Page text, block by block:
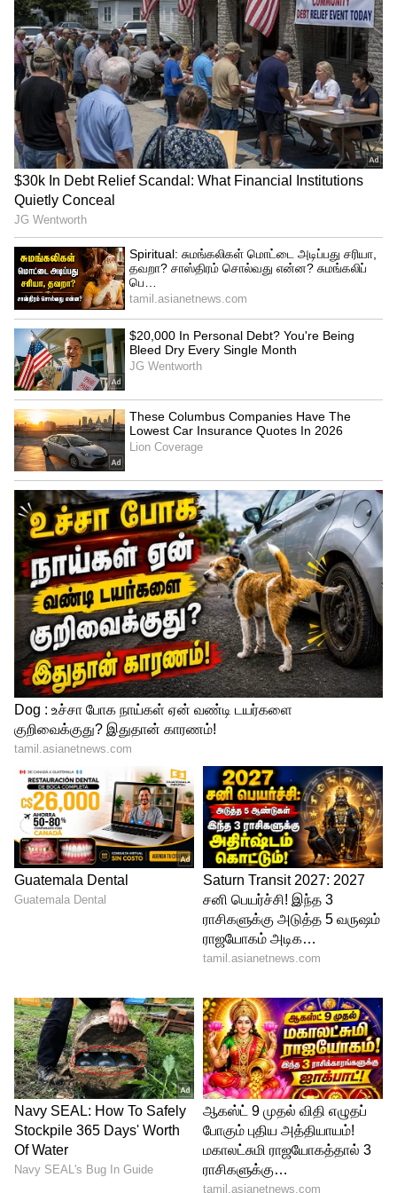
இந்நிலையில், காவிரி நதி நீர் தொடர்பான
மனுவை அவசர வழக்காக விசாரிக்க
வேண்டும் என்று உச்சநீதிமன்ற தலைமை
நீதிபதி சந்திரசூட் அமர்வில் தமிழ்நாடு அரசு
சார்பில் மூத்த வழக்கறிஞர் முகுல் ரோத்தகி
இன்று முறையீடு செய்தார். ஆனால், இந்த
முறையீட்டை பதிவுத்துறையில்
முன்கூட்டியே பதிவு செய்து அதன்பின்னர்
முறையிட நீதிபதிகள் அறிவுறுத்தினர்.
நம்பர் 1 டிரெண்டிங்கில் 'தக்காளி
வெற்றி கழகம்' பஸ்! யார் பாத்த
வேலைடா இது?